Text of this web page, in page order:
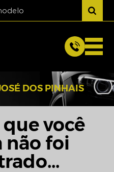
DOS PINHAIS
você
não foi